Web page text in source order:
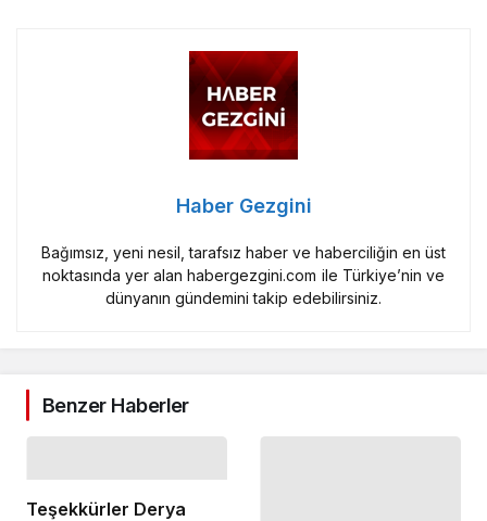
Haber Gezgini
Bağımsız, yeni nesil, tarafsız haber ve haberciliğin en üst
noktasında yer alan habergezgini.com ile Türkiye’nin ve
dünyanın gündemini takip edebilirsiniz.
Benzer Haberler
Teşekkürler Derya